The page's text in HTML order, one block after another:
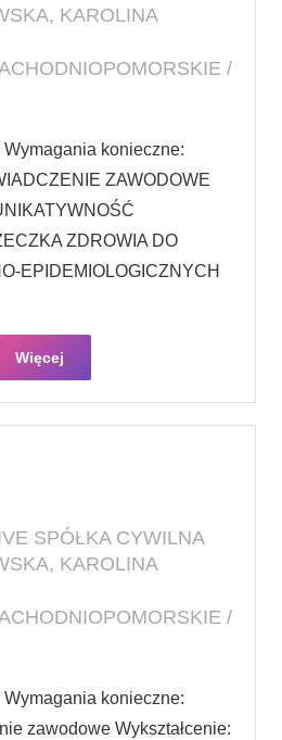
KAROLINA
/
konieczne:
ZAWODOWE
ZDROWIA DO
EPIDEMIOLOGICZNYCH
Więcej
SPÓŁKA CYWILNA
KAROLINA
/
konieczne:
zawodowe Wykształcenie: